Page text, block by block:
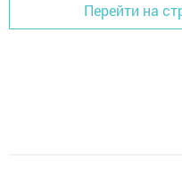
Перейти на